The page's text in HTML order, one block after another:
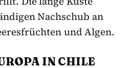
Nachschub an
und Algen.
IN CHILE